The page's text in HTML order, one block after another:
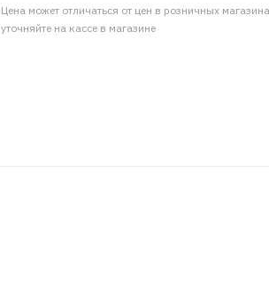
Цена может отличаться от цен в розничных
уточняйте на кассе в магазине